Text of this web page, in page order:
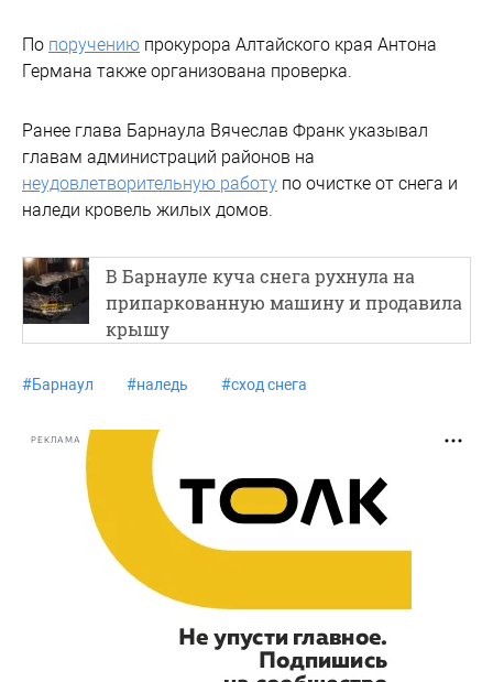
По поручению прокурора Алтайского края Антона
Германа также организована проверка.
Ранее глава Барнаула Вячеслав Франк указывал
главам администраций районов на
неудовлетворительную работу по очистке от снега и
наледи кровель жилых домов.
В Барнауле куча снега рухнула на
припаркованную машину и продавила
крышу
#Барнаул #наледь #сход снега
РЕКЛАМА